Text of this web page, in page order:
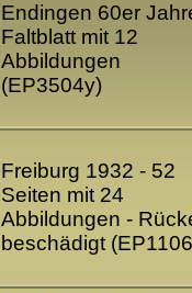
Endingen 60er
Faltblatt mit 12
Abbildungen
(EP3504y)
Freiburg 1932 - 52
Seiten mit 24
Abbildungen -
beschädigt